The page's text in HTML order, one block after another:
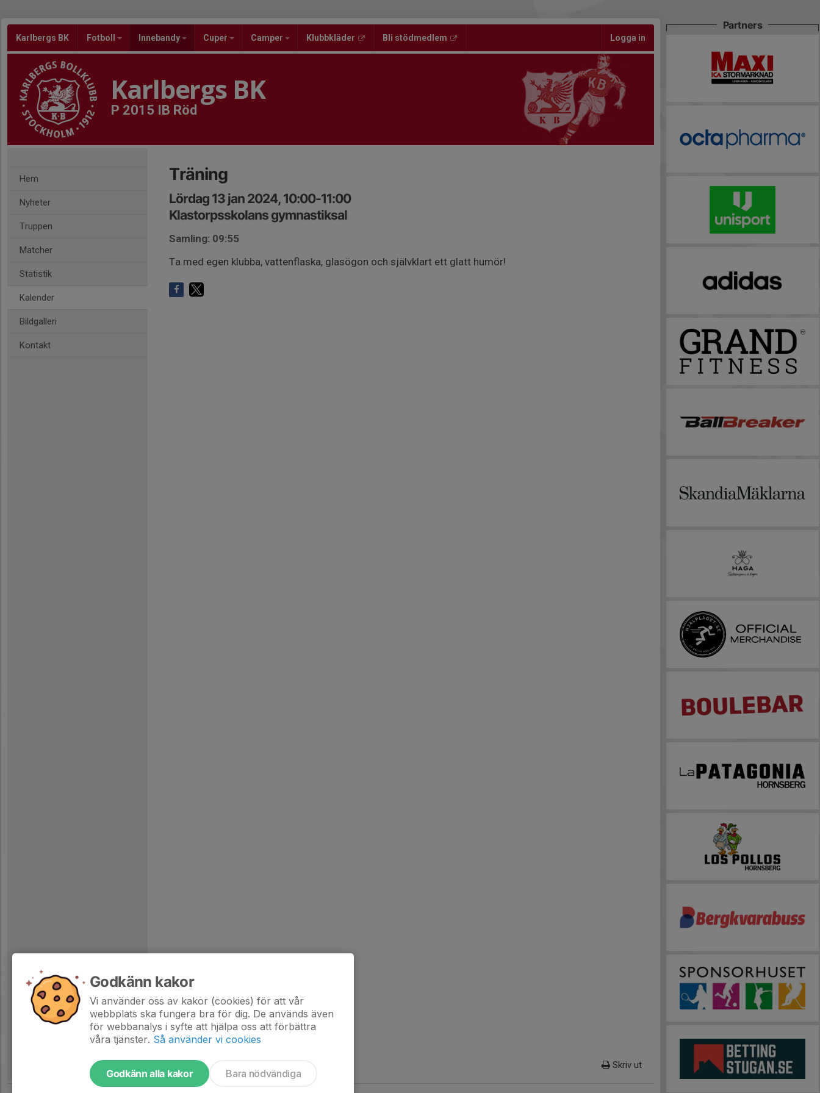
Karlbergs BK Fotboll Innebandy Cuper Camper Klubbkläder Bli stödmedlem Logga in
Karlbergs BK
P 2015 IB Röd
Hem
Nyheter
Truppen
Matcher
Statistik
Kalender
Bildgalleri
Kontakt
Träning
Lördag 13 jan 2024, 10:00-11:00
Klastorpsskolans gymnastiksal
Samling: 09:55
Ta med egen klubba, vattenflaska, glasögon och självklart ett glatt humör!
Skriv ut
Partners
Godkänn kakor
Vi använder oss av kakor (cookies) för att vår
webbplats ska fungera bra för dig. De används även
för webbanalys i syfte att hjälpa oss att förbättra
våra tjänster. Så använder vi cookies
Godkänn alla kakor Bara nödvändiga